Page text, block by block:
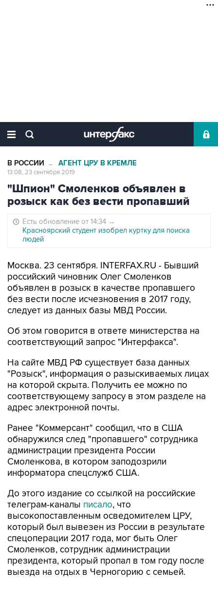
В РОССИИ → АГЕНТ ЦРУ В КРЕМЛЕ
13:08, 23 сентября 2019
"Шпион" Смоленков объявлен в
розыск как без вести пропавший
Есть обновление от 14:34 →
Красноярский студент изобрел куртку для поиска
людей
Москва. 23 сентября. INTERFAX.RU - Бывший
российский чиновник Олег Смоленков
объявлен в розыск в качестве пропавшего
без вести после исчезновения в 2017 году,
следует из данных базы МВД России.
Об этом говорится в ответе министерства на
соответствующий запрос "Интерфакса".
На сайте МВД РФ существует база данных
"Розыск", информация о разыскиваемых лицах
на которой скрыта. Получить ее можно по
соответствующему запросу в этом разделе на
адрес электронной почты.
Ранее "Коммерсант" сообщил, что в США
обнаружился след "пропавшего" сотрудника
администрации президента России
Смоленкова, в котором заподозрили
информатора спецслужб США.
До этого издание со ссылкой на российские
телеграм-каналы писало, что
высокопоставленным осведомителем ЦРУ,
который был вывезен из России в результате
спецоперации 2017 года, мог быть Олег
Смоленков, сотрудник администрации
президента, который пропал в том году после
выезда на отдых в Черногорию с семьей.